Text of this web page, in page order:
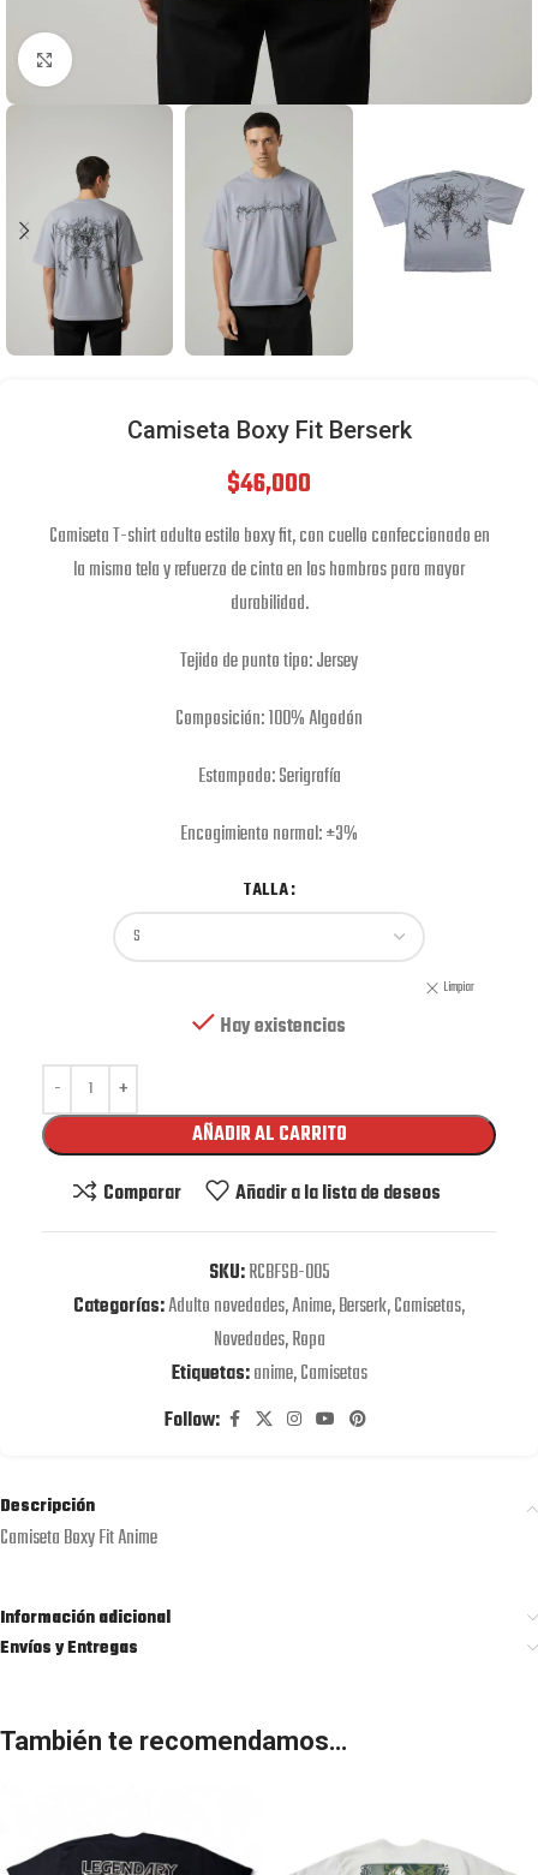
Click to enlarge
Camiseta Boxy Fit Berserk
$46,000
Camiseta T-shirt adulto estilo boxy fit, con cuello confeccionado en
la misma tela y refuerzo de cinta en los hombros para mayor
durabilidad.
Tejido de punto tipo: Jersey
Composición: 100% Algodón
Estampado: Serigrafía
Encogimiento normal: ±3%
TALLA
Limpiar
Hay existencias
AÑADIR AL CARRITO
Comparar
Añadir a la lista de deseos
SKU:RCBFSB-005
Categorías:Adulto novedades,Anime,Berserk,Camisetas,
Novedades,Ropa
Etiquetas:anime,Camisetas
Follow:
Descripción
Camiseta Boxy Fit Anime
Información adicional
Envíos y Entregas
También te recomendamos…